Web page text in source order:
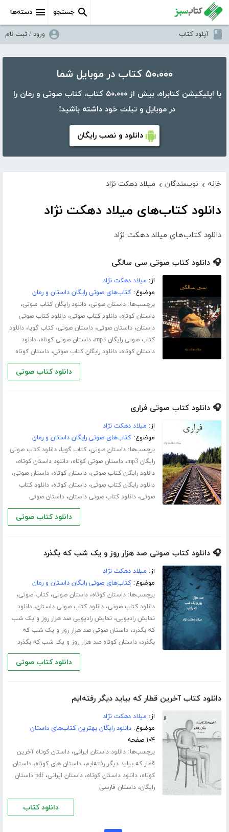
دسته‌ها جستجو
آپلود کتاب ورود / ثبت نام
۵۰،۰۰۰ کتاب در موبایل شما
با اپلیکیشن کتابراه، بیش از ۵۰،۰۰۰ کتاب، کتاب صوتی و رمان را
در موبایل و تبلت خود داشته باشید!
دانلود و نصب رایگان
خانه › نویسندگان › میلاد دهکت نژاد
دانلود کتاب‌های میلاد دهکت نژاد
دانلود کتاب‌های میلاد دهکت نژاد
🎧 دانلود کتاب صوتی سی سالگی
از: میلاد دهکت نژاد
موضوع:کتاب‌های صوتی رایگان داستان و رمان
برچسب‌ها:داستان صوتی،دانلود رایگان کتاب صوتی،
داستان کوتاه،دانلود کتاب صوتی،دانلود کتاب صوتی
داستان،داستان صوتی،داستان صوتی،کتاب گویا،دانلود
کتاب صوتی رایگان mp3
،داستان صوتی کوتاه،دانلود
داستان کوتاه،دانلود رایگان کتاب صوتی،داستان کوتاه
دانلود کتاب صوتی
🎧 دانلود کتاب صوتی فراری
از: میلاد دهکت نژاد
موضوع:کتاب‌های صوتی رایگان داستان و رمان
برچسب‌ها:داستان صوتی،کتاب گویا،دانلود کتاب صوتی
رایگان mp3
،داستان صوتی کوتاه،دانلود داستان کوتاه،
دانلود رایگان کتاب صوتی،داستان کوتاه،داستان صوتی،
دانلود رایگان کتاب صوتی،داستان کوتاه،دانلود کتاب
صوتی،دانلود کتاب صوتی داستان،داستان صوتی
دانلود کتاب صوتی
🎧 دانلود کتاب صوتی صد هزار روز و یک شب که بگذرد
از: میلاد دهکت نژاد
موضوع:کتاب‌های صوتی رایگان داستان و رمان
برچسب‌ها:داستان کوتاه،داستان صوتی،کتاب صوتی،
دانلود کتاب صوتی،دانلود کتاب صوتی داستان،دانلود
نمایش رادیویی،نمایش رادیویی صد هزار روز و یک شب
که بگذرد،داستان صوتی صد هزار روز و یک شب که
بگذرد،داستان کوتاه صد هزار روز و یک شب که بگذرد
دانلود کتاب صوتی
دانلود کتاب آخرین قطار که بیاید دیگر رفته‌ایم
از: میلاد دهکت نژاد
موضوع:دانلود رایگان بهترین کتاب‌های داستان
۱۰۴ صفحه
برچسب‌ها:دانلود داستان ایرانی،داستان کوتاه آخرین
قطار که بیاید دیگر رفته‌ایم،داستان های کوتاه،داستان
کوتاه،دانلود داستان کوتاه،داستان ایرانی،
pdf داستان
رایگان،داستان فارسی
دانلود کتاب